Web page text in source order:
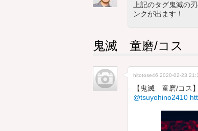
上記のタグ鬼滅の
ンクが出ます！
鬼滅 童磨/コス
hitotose46 2020-02-23
【鬼滅 童磨/コス
@tsuyohino2410